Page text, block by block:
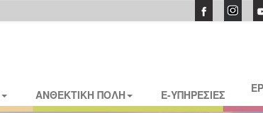
ΑΝΘΕΚΤΙΚΗ ΠΟΛΗ E-ΥΠΗΡΕΣΙΕΣ